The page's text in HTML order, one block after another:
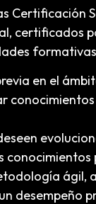
Certificación
certificados
en el
conocimientos
ágil,
desempeño